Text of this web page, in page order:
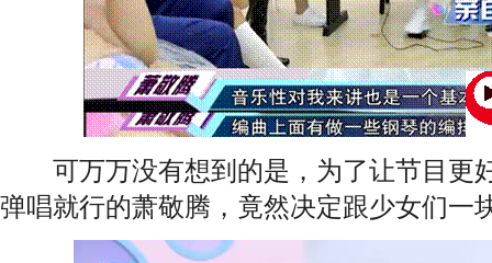
可万万没有想到的是，为了让节目更
弹唱就行的萧敬腾，竟然决定跟少女们一